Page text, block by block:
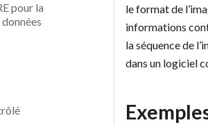
pour la
le format de
informations
la séquence de
dans un logiciel